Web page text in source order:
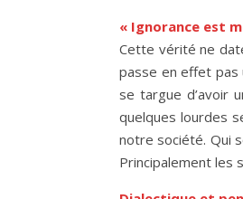
« Ignorance est
Cette vérité ne
passe en effet pas
se targue d’avoir
quelques lourdes
notre société. Qui
Principalement les